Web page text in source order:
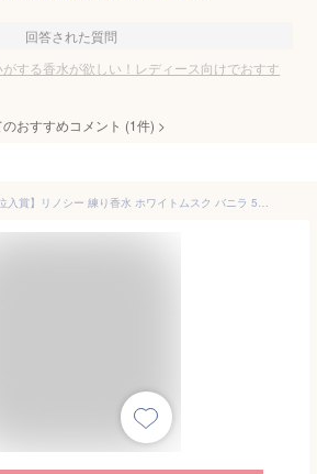
回答された質問
する香水が欲しい！レディース向けでおすす
おすすめコメント (1件) >
【楽天ランキング1位入賞】リノシー 練り香水 ホワイトムスク バニラ 50g メンズ レディース(50g)